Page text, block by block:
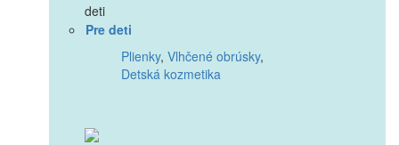
Pre deti
Plienky, Vlhčené obrúsky,
Detská kozmetika